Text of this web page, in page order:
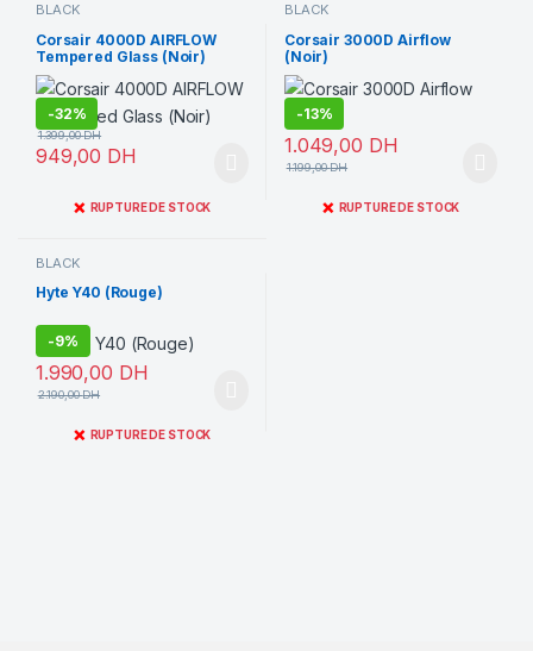
BLACK
Corsair 4000D AIRFLOW
Tempered Glass (Noir)
-32%
949,00 DH
1.399,00DH
❌ RUPTURE DE STOCK
BLACK
Corsair 3000D Airflow
(Noir)
-13%
1.049,00 DH
1.199,00DH
❌ RUPTURE DE STOCK
BLACK
Hyte Y40 (Rouge)
-9%
1.990,00 DH
2.190,00DH
❌ RUPTURE DE STOCK